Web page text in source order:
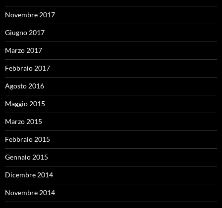
Novembre 2017
Giugno 2017
Marzo 2017
Febbraio 2017
Agosto 2016
Maggio 2015
Marzo 2015
Febbraio 2015
Gennaio 2015
Dicembre 2014
Novembre 2014